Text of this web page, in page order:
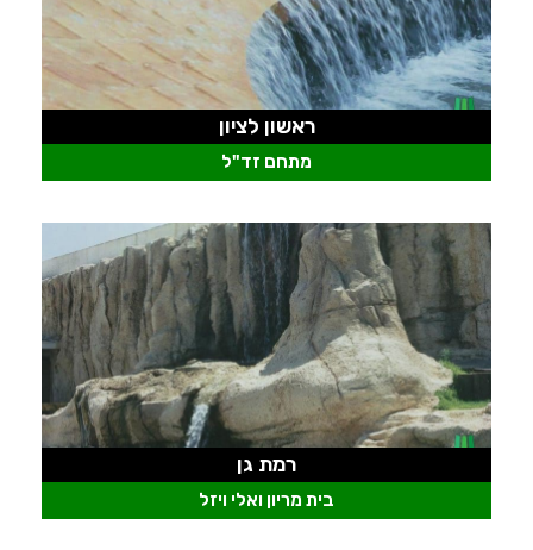
מתחם זד"ל
ראשון לציון
בית מריון ואלי ויזל
רמת גן